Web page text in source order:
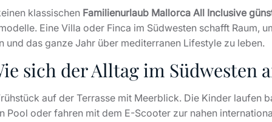
klassischen Familienurlaub Mallorca All Inclusive
Eine Villa oder Finca im Südwesten schafft Raum,
das ganze Jahr über mediterranen Lifestyle zu leben.
sich der Alltag im Südwesten
auf der Terrasse mit Meerblick. Die Kinder laufen
Pool oder fahren mit dem E-Scooter zur nahen